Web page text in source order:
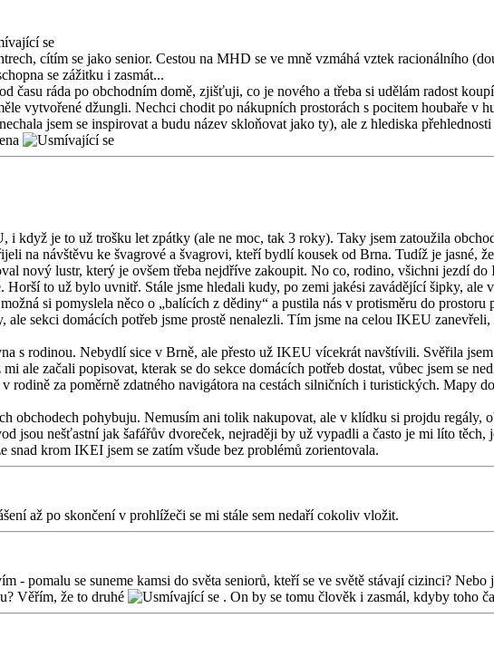
cítím se jako senior. Cestou na MHD se ve mně vzmáhá vztek racionálního
se zážitku i zasmát...
času ráda po obchodním domě, zjišťuji, co je nového a třeba si udělám radost
vytvořené džungli. Nechci chodit po nákupních prostorách s pocitem houbaře v
jsem se inspirovat a budu název skloňovat jako ty), ale z hlediska
i když je to už trošku let zpátky (ale ne moc, tak 3 roky). Taky jsem zatoužila
na návštěvu ke švagrové a švagrovi, kteří bydlí kousek od Brna. Tudíž je
nový lustr, který je ovšem třeba nejdříve zakoupit. No co, rodino, všichni jezdí
Horší to už bylo uvnitř. Stále jsme hledali kudy, po zemi jakési zavádějící šipky,
si pomyslela něco o „balících z dědiny“ a pustila nás v protisměru do
sekci domácích potřeb jsme prostě nenalezli. Tím jsme na celou IKEU
s rodinou. Nebydlí sice v Brně, ale přesto už IKEU vícekrát navštívili. Svěřila
ale začali popisovat, kterak se do sekce domácích potřeb dostat, vůbec jsem se
za poměrně zdatného navigátora na cestách silničních i turistických. Mapy
obchodech pohybuju. Nemusím ani tolik nakupovat, ale v klídku si projdu regály,
jsou nešťastní jak šafářův dvoreček, nejraději by už vypadli a často je mi líto
snad krom IKEI jsem se zatím všude bez problémů zorientovala.
až po skončení v prohlížeči se mi stále sem nedaří cokoliv vložit.
- pomalu se suneme kamsi do světa seniorů, kteří se ve světě stávají cizinci?
Věřím, že to druhé
. On by se tomu člověk i zasmál, kdyby toho